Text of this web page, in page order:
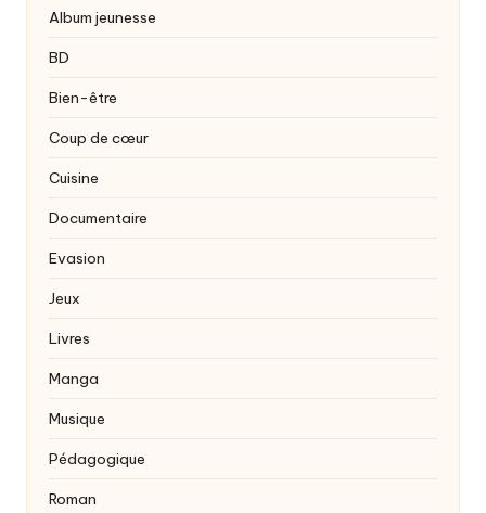
Album jeunesse
BD
Bien-être
Coup de cœur
Cuisine
Documentaire
Evasion
Jeux
Livres
Manga
Musique
Pédagogique
Roman